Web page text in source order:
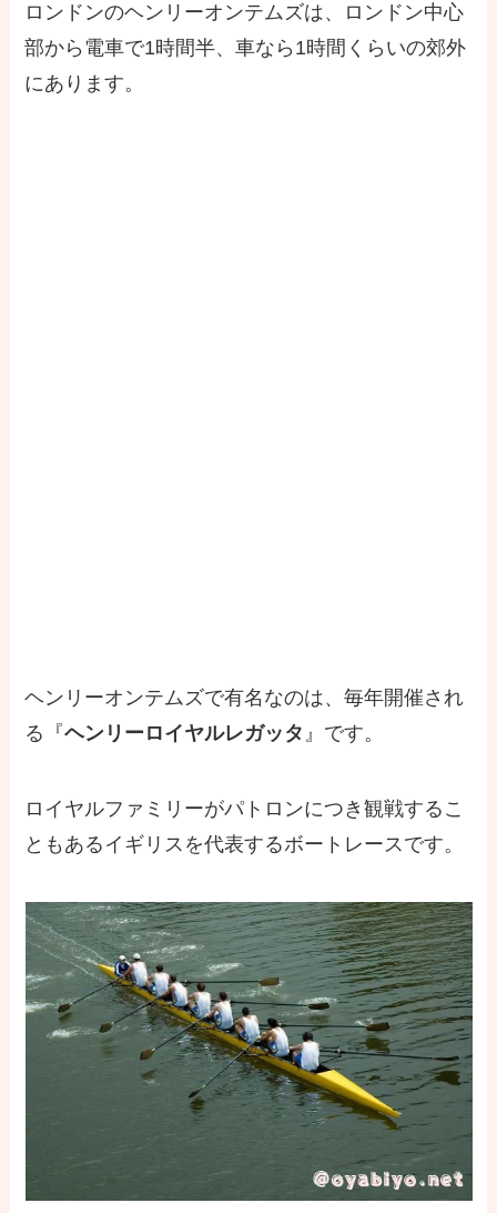
ロンドンのヘンリーオンテムズは、ロンドン中心
部から電車で1時間半、車なら1時間くらいの郊外
にあります。
ヘンリーオンテムズで有名なのは、毎年開催され
る『ヘンリーロイヤルレガッタ 』です。
ロイヤルファミリーがパトロンにつき観戦するこ
ともあるイギリスを代表するボートレースです。